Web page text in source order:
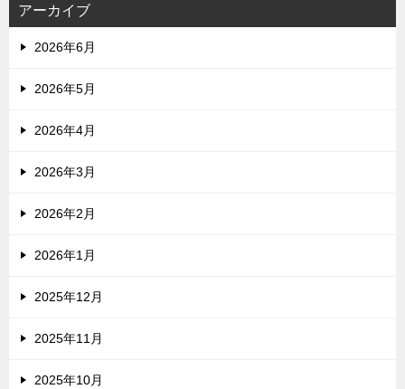
アーカイブ
2026年6月
2026年5月
2026年4月
2026年3月
2026年2月
2026年1月
2025年12月
2025年11月
2025年10月